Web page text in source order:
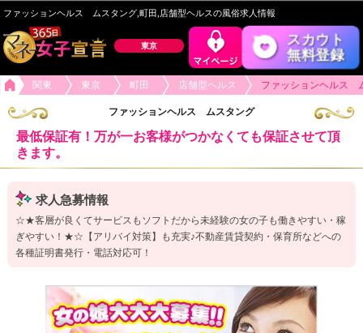
ファッションヘルス ムスタング,町田,店舗型ヘルスの風俗求人情報
東京
スカウト
無料登録
関東 東京 町田 店舗型ヘルス ファッションヘルス
ファッションヘルス ムスタング
最低保証有！万が一お客様がつかなくても保証させて頂
きます。
求人急募情報
☆★客層が良くてサービスもソフトだから未経験の女の子も働きやすい・稼
ぎやすい！★☆【アリバイ対策】も充実♪不動産賃貸契約・保育所などへの
各種証明書発行・電話対応可！